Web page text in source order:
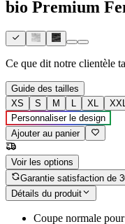
bio Premium
Ce que dit notre clientèle
Guide des tailles
XS
S M L XL
Personnaliser le design
Ajouter au panier
Voir les options
Garantie satisfaction de
Détails du produit
Coupe normale